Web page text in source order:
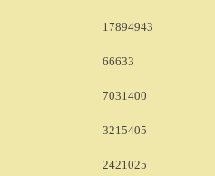
17894943
66633
7031400
3215405
2421025